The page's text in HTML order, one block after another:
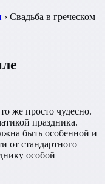
› Свадьба в греческом
же просто чудесно.
праздника.
быть особенной и
от стандартного
особой